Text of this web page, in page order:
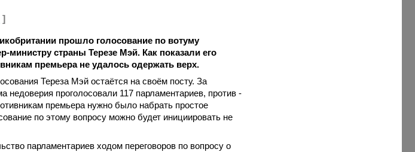
]
прошло голосование по вотуму
министру страны Терезе Мэй. Как показали его
премьера не удалось одержать верх.
Тереза Мэй остаётся на своём посту. За
недоверия проголосовали 117 парламентариев, против -
премьера нужно было набрать простое
по этому вопросу можно будет инициировать не
парламентариев ходом переговоров по вопросу о